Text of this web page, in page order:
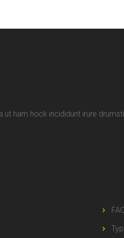
ham hock incididunt irure